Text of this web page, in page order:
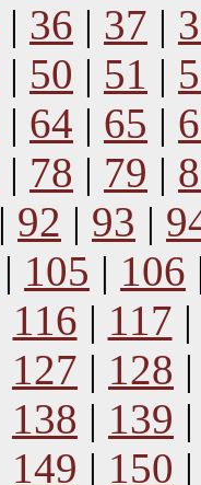
| 36 | 37 |
| 50 | 51 |
| 64 | 65 |
| 78 | 79 |
| 92 | 93 |
| 105 | 106
116 | 117
127 | 128
138 | 139
149 | 150